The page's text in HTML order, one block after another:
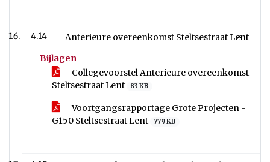
4.14
Anterieure overeenkomst Steltsestraat Lent
Bijlagen
Collegevoorstel Anterieure overeenkomst
Steltsestraat Lent
83 KB
Voortgangsrapportage Grote Projecten -
G150 Steltsestraat Lent
779 KB